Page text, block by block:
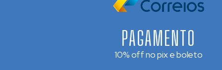
PAGAMENTO
10% off no pix e boleto